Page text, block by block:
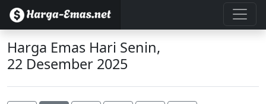
Harga Emas Hari Senin,
22 Desember 2025